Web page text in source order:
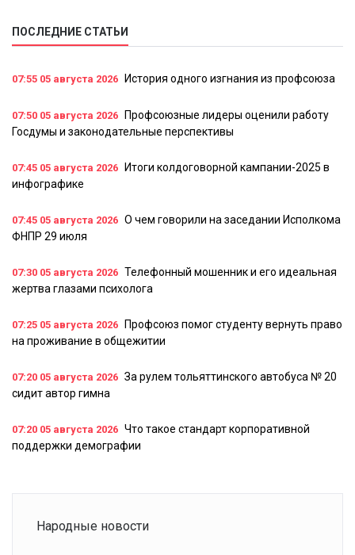
ПОСЛЕДНИЕ СТАТЬИ
07:55 05 августа 2026 История одного изгнания из профсоюза
07:50 05 августа 2026
Профсоюзные лидеры оценили работу
Госдумы и законодательные перспективы
07:45 05 августа 2026
Итоги колдоговорной кампании-2025 в
инфографике
07:45 05 августа 2026 О чем говорили на заседании Исполкома
ФНПР 29 июля
07:30 05 августа 2026 Телефонный мошенник и его идеальная
жертва глазами психолога
07:25 05 августа 2026
Профсоюз помог студенту вернуть право
на проживание в общежитии
07:20 05 августа 2026 За рулем тольяттинского автобуса № 20
сидит автор гимна
07:20 05 августа 2026 Что такое стандарт корпоративной
поддержки демографии
Народные новости